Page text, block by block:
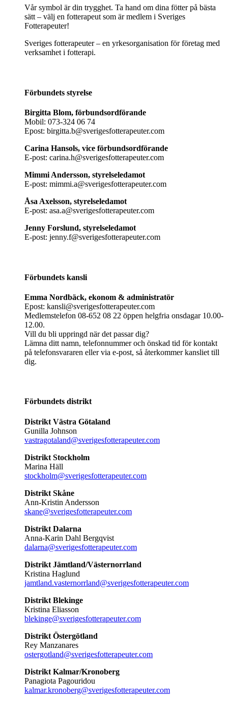
Vår symbol är din trygghet. Ta hand om dina fötter på bästa
sätt – välj en fotterapeut som är medlem i Sveriges
Fotterapeuter!
Sveriges fotterapeuter – en yrkesorganisation för företag med
verksamhet i fotterapi.
Förbundets styrelse
Birgitta Blom, förbundsordförande
Mobil: 073-324 06 74
Epost: birgitta.b@sverigesfotterapeuter.com
Carina Hansols, vice förbundsordförande
E-post: carina.h@sverigesfotterapeuter.com
Mimmi Andersson, styrelseledamot
E-post: mimmi.a@sverigesfotterapeuter.com
Åsa Axelsson, styrelseledamot
E-post: asa.a@sverigesfotterapeuter.com
Jenny Forslund, styrelseledamot
E-post: jenny.f@sverigesfotterapeuter.com
Förbundets kansli
Emma Nordbäck, ekonom & administratör
Epost: kansli@sverigesfotterapeuter.com
Medlemstelefon 08-652 08 22 öppen helgfria onsdagar 10.00-
12.00.
Vill du bli uppringd när det passar dig?
Lämna ditt namn, telefonnummer och önskad tid för kontakt
på telefonsvararen eller via e-post, så återkommer kansliet till
dig.
Förbundets distrikt
Distrikt Västra Götaland
Gunilla Johnson
vastragotaland@sverigesfotterapeuter.com
Distrikt Stockholm
Marina Häll
stockholm@sverigesfotterapeuter.com
Distrikt Skåne
Ann-Kristin Andersson
skane@sverigesfotterapeuter.com
Distrikt Dalarna
Anna-Karin Dahl Bergqvist
dalarna@sverigesfotterapeuter.com
Distrikt Jämtland/Västernorrland
Kristina Haglund
jamtland.vasternorrland@sverigesfotterapeuter.com
Distrikt Blekinge
Kristina Eliasson
blekinge@sverigesfotterapeuter.com
Distrikt Östergötland
Rey Manzanares
ostergotland@sverigesfotterapeuter.com
Distrikt Kalmar/Kronoberg
Panagiota Pagouridou
kalmar.kronoberg@sverigesfotterapeuter.com